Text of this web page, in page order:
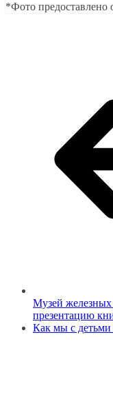
*Фото предоставлено
Музей железных
презентацию
Как мы с